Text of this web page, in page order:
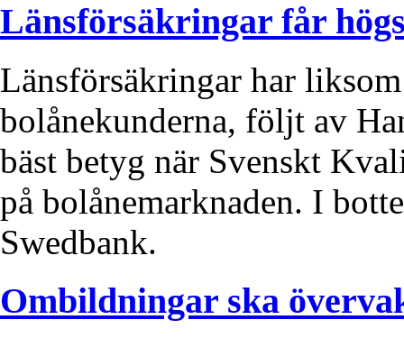
Länsförsäkringar får
Länsförsäkringar har
bolånekunderna, följt av
bäst betyg när Svenskt
på bolånemarknaden. I
Swedbank.
Ombildningar ska